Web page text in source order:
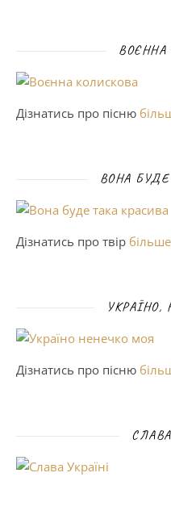
ВОЄННА
Дізнатись про пісню
ВОНА
Дізнатись про твір більше
Дізнатись про пісню